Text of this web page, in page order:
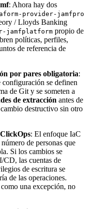
: Ahora hay dos
provider-jamfpro
/ Lloyds Banking
jamfplatform propio de
políticas, perfiles,
de referencia de
por pares obligatoria:
se definen
de Git y se someten a
de extracción antes de
destructivo sin otro
: El enfoque IaC
de personas que
Si los cambios se
CD, las cuentas de
de escritura se
de las operaciones.
una excepción, no